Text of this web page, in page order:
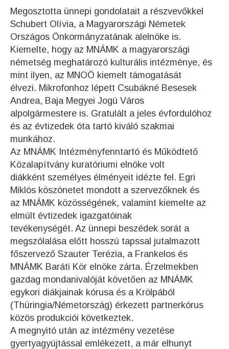
Megosztotta ünnepi gondolatait a részvevőkkel
Schubert Olívia, a Magyarországi Németek
Országos Önkormányzatának alelnöke is.
Kiemelte, hogy az MNÁMK a magyarországi
németség meghatározó kulturális intézménye, és
mint ilyen, az MNOÖ kiemelt támogatását
élvezi. Mikrofonhoz lépett Csubákné Besesek
Andrea, Baja Megyei Jogú Város
alpolgármestere is. Gratulált a jeles évfordulóhoz
és az évtizedek óta tartó kiváló szakmai
munkához.
Az MNÁMK Intézményfenntartó és Működtető
Közalapítvány kuratóriumi elnöke volt
diákként személyes élményeit idézte fel. Egri
Miklós köszönetet mondott a szervezőknek és
az MNÁMK közösségének, valamint kiemelte az
elmúlt évtizedek igazgatóinak
tevékenységét. Az ünnepi beszédek sorát a
megszólalása előtt hosszú tapssal jutalmazott
főszervező Szauter Terézia, a Frankelos és
MNÁMK Baráti Kör elnöke zárta. Érzelmekben
gazdag mondanivalóját követően az MNÁMK
egykori diákjainak kórusa és a Krölpából
(Thüringia/Németország) érkezett partnerkórus
közös produkciói következtek.
A megnyitó után az intézmény vezetése
gyertyagyújtással emlékezett, a már elhunyt